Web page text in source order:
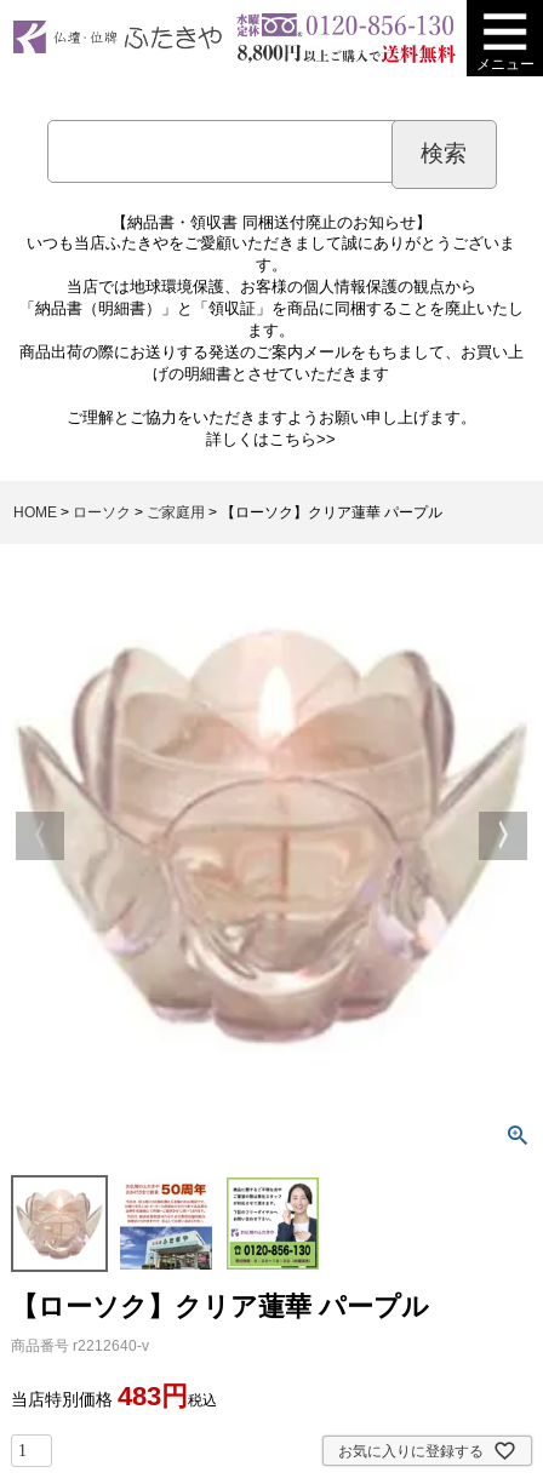
メニュー
【納品書・領収書 同梱送付廃止のお知らせ】
いつも当店ふたきやをご愛顧いただきまして誠にありがとうございま
す。
当店では地球環境保護、お客様の個人情報保護の観点から
「納品書（明細書）」と「領収証」を商品に同梱することを廃止いたし
ます。
商品出荷の際にお送りする発送のご案内メールをもちまして、お買い上
げの明細書とさせていただきます
ご理解とご協力をいただきますようお願い申し上げます。
詳しくはこちら>>
HOME ローソク ご家庭用 【ローソク】クリア蓮華 パープル
【ローソク】クリア蓮華 パープル
商品番号 r2212640-v
当店特別価格 483 税込
お気に入りに登録する